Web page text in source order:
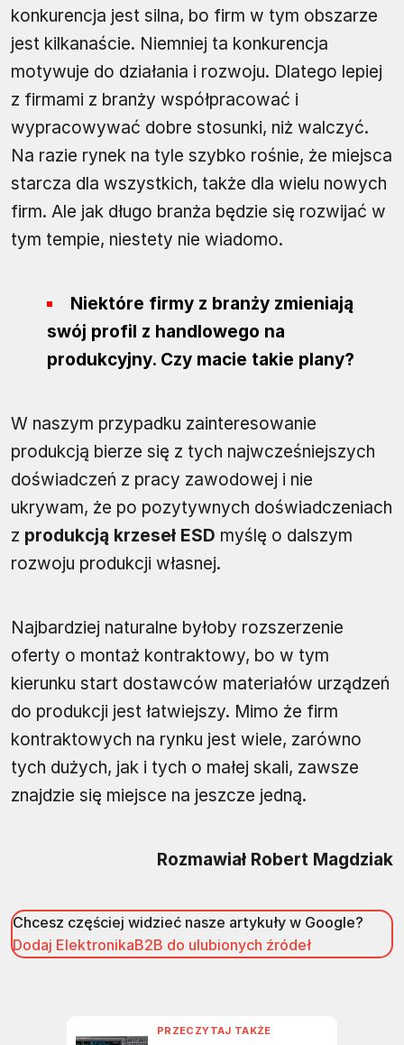
konkurencja jest silna, bo firm w tym obszarze
jest kilkanaście. Niemniej ta konkurencja
motywuje do działania i rozwoju. Dlatego lepiej
z firmami z branży współpracować i
wypracowywać dobre stosunki, niż walczyć.
Na razie rynek na tyle szybko rośnie, że miejsca
starcza dla wszystkich, także dla wielu nowych
firm. Ale jak długo branża będzie się rozwijać w
tym tempie, niestety nie wiadomo.
Niektóre firmy z branży zmieniają
swój profil z handlowego na
produkcyjny. Czy macie takie plany?
W naszym przypadku zainteresowanie
produkcją bierze się z tych najwcześniejszych
doświadczeń z pracy zawodowej i nie
ukrywam, że po pozytywnych doświadczeniach
z produkcją krzeseł ESD myślę o dalszym
rozwoju produkcji własnej.
Najbardziej naturalne byłoby rozszerzenie
oferty o montaż kontraktowy, bo w tym
kierunku start dostawców materiałów urządzeń
do produkcji jest łatwiejszy. Mimo że firm
kontraktowych na rynku jest wiele, zarówno
tych dużych, jak i tych o małej skali, zawsze
znajdzie się miejsce na jeszcze jedną.
Rozmawiał Robert Magdziak
Chcesz częściej widzieć nasze artykuły w Google?
Dodaj ElektronikaB2B do ulubionych źródeł